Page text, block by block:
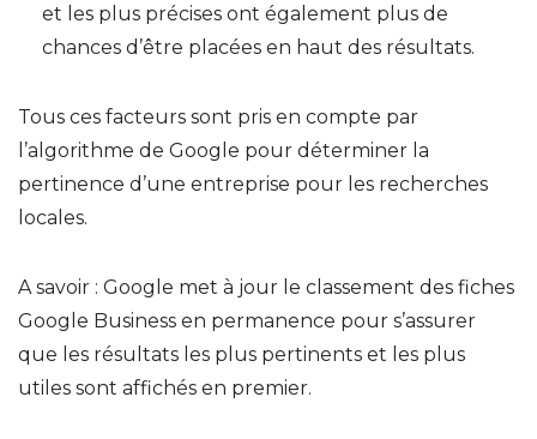
et les plus précises ont également plus de
chances d’être placées en haut des résultats.
Tous ces facteurs sont pris en compte par
l’algorithme de Google pour déterminer la
pertinence d’une entreprise pour les recherches
locales.
A savoir : Google met à jour le classement des fiches
Google Business en permanence pour s’assurer
que les résultats les plus pertinents et les plus
utiles sont affichés en premier.